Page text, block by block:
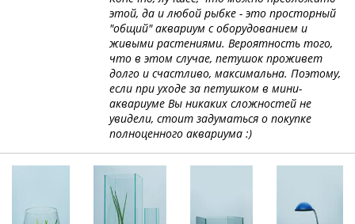
этой, да и любой рыбке - это просторный
"общий" аквариум с оборудованием и
живыми растениями. Вероятность того,
что в этом случае, петушок проживет
долго и счастливо, максимальна. Поэтому,
если при уходе за петушком в мини-
аквариуме Вы никаких сложностей не
увидели, стоит задуматься о покупке
полноценного аквариума :)